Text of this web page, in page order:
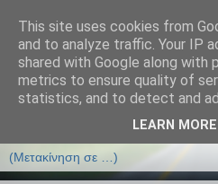
Online Μαθήματα Βιολογίας
This site uses cookies from
and to analyze traffic. Your IP
shared with Google along with
metrics to ensure quality of
statistics, and to detect and
LEARN MORE